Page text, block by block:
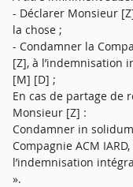
- Déclarer Monsieur
la chose ;
- Condamner la
[Z], à l’indemnisation
[M] [D] ;
En cas de partage de
Monsieur [Z] :
Condamner in
Compagnie ACM
l’indemnisation
».